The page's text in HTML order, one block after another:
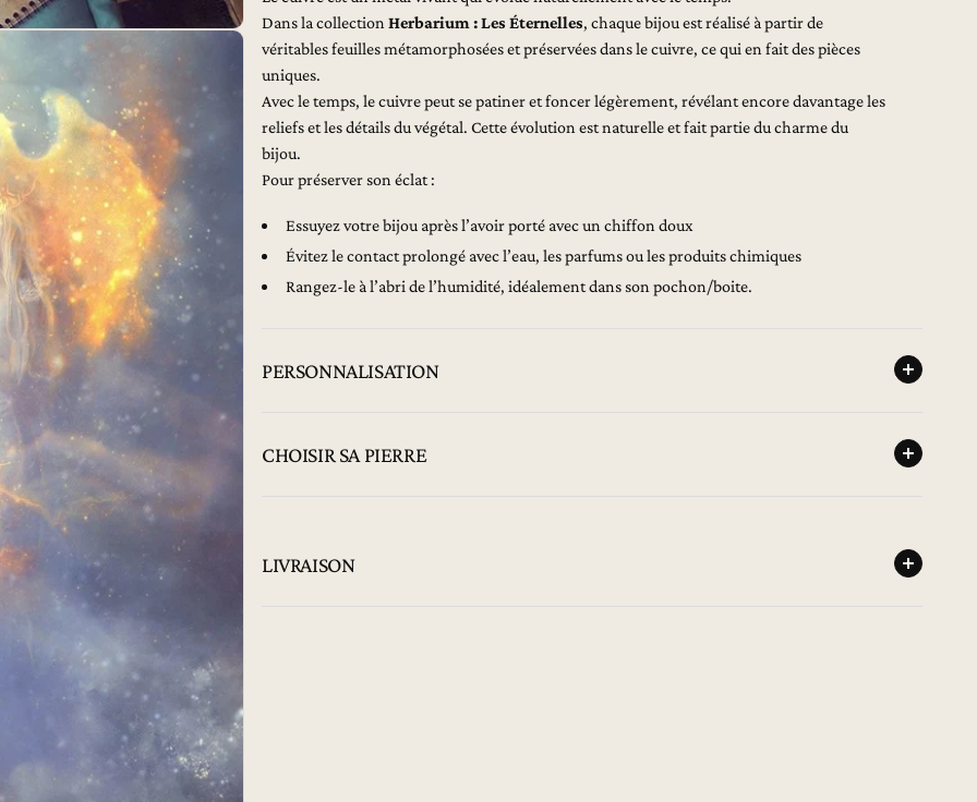
Dans la collection Herbarium : Les Éternelles, chaque bijou est réalisé à partir de
véritables feuilles métamorphosées et préservées dans le cuivre, ce qui en fait des pièces
uniques.
Avec le temps, le cuivre peut se patiner et foncer légèrement, révélant encore davantage les
reliefs et les détails du végétal. Cette évolution est naturelle et fait partie du charme du
bijou.
Pour préserver son éclat :
Essuyez votre bijou après l’avoir porté avec un chiffon doux
Évitez le contact prolongé avec l’eau, les parfums ou les produits chimiques
Rangez-le à l’abri de l’humidité, idéalement dans son pochon/boite.
PERSONNALISATION
CHOISIR SA PIERRE
LIVRAISON